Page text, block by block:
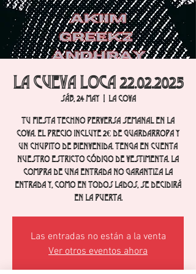
La cueva loca 22.02.2025
sáb, 24 may
  |
La Cova
Tu fiesta techno perversa semanal en La
Cova. El precio incluye 2€ de guardarropa y
un chupito de bienvenida. Tenga en cuenta
nuestro estricto código de vestimenta. La
compra de una entrada no garantiza la
entrada y, como en todos lados, se decidirá
en la puerta.
Las entradas no están a la venta
Ver otros eventos ahora